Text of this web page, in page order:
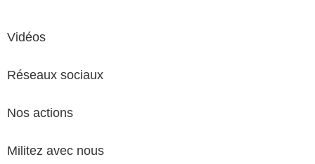
Vidéos
Réseaux sociaux
Nos actions
Militez avec nous